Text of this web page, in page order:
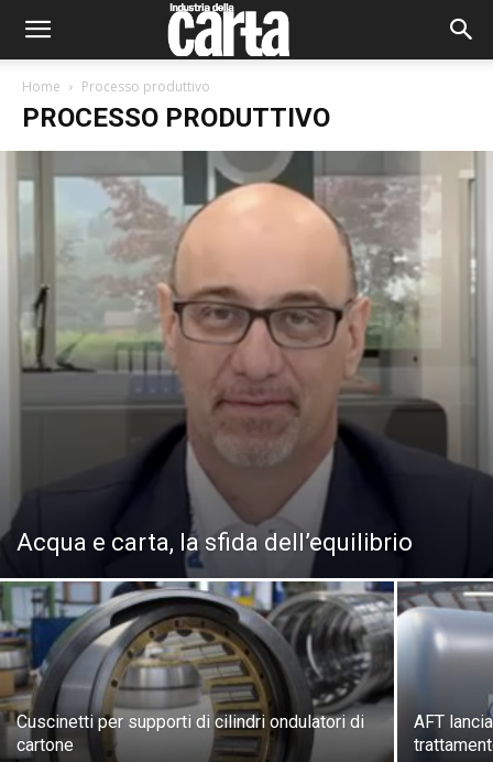
Home Processo produttivo
PROCESSO PRODUTTIVO
Acqua e carta, la sfida dell’equilibrio
Cuscinetti per supporti di cilindri ondulatori di
cartone
AFT